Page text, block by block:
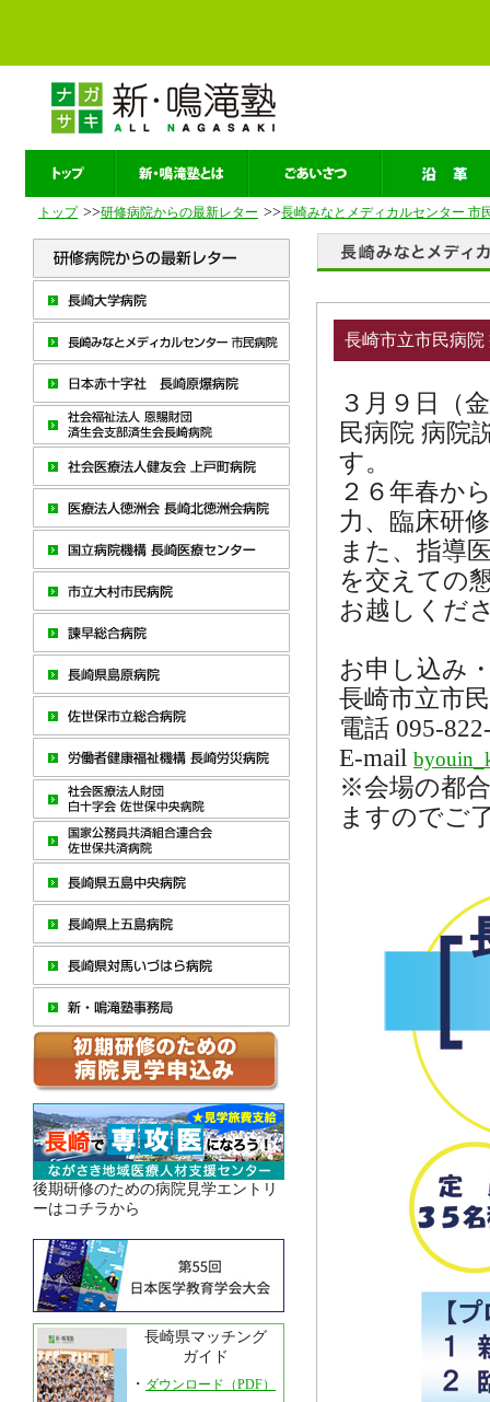
トップ >>研修病院からの最新レター >>長崎みなとメディカルセンター 市
後期研修のための病院見学エントリ
ーはコチラから
長崎県マッチング
ガイド
・ ダウンロード（PDF）
長崎市立市民病
３月９日（
民病院 病院
す。
２６年春か
力、臨床研
また、指導
を交えての
お越しくだ
お申し込み
長崎市立市
電話 095-
E-mail
※会場の都
ますのでご